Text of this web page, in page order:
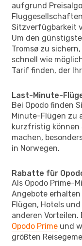
aufgrund
Sitzverfügbarkeit
Um den
Tromsø zu
schnell wie
Tarif finden, der
Last-Minute-
Bei Opodo finden
Minute-Flügen zu
kurzfristig können
machen,
in Norwegen.
Rabatte für
Als Opodo Prime-
Angebote
Flügen, Hotels
anderen Vorteilen.
Opodo Prime und
größten